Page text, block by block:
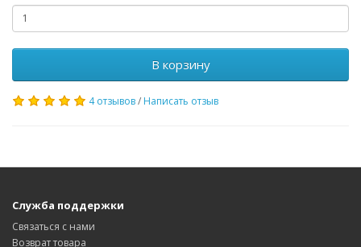
В корзину
4 отзывов/ Написать отзыв
Служба поддержки
Связаться с нами
Возврат товара